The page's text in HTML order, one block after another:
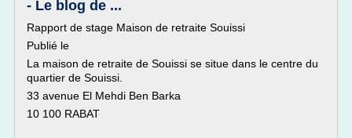
- Le blog de ...
Rapport de stage Maison de retraite Souissi
Publié le
La maison de retraite de Souissi se situe dans le centre du
quartier de Souissi.
33 avenue El Mehdi Ben Barka
10 100 RABAT